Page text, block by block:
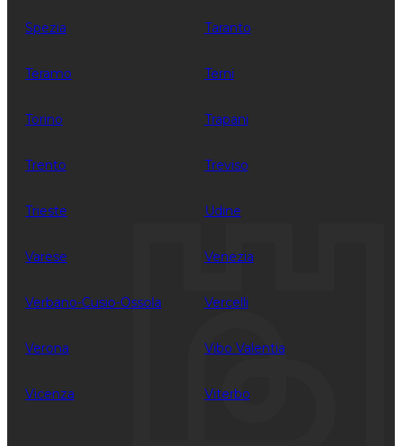
Spezia Taranto
Teramo Terni
Torino Trapani
Trento Treviso
Trieste Udine
Varese Venezia
Verbano-Cusio-Ossola Vercelli
Verona Vibo Valentia
Vicenza Viterbo